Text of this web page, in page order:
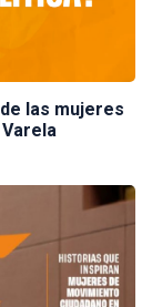
las mujeres